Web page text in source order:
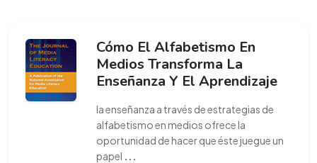
Cómo El Alfabetismo En
Medios Transforma La
Enseñanza Y El Aprendizaje
la enseñanza a través de estrategias de
alfabetismo en medios ofrece la
oportunidad de hacer que éste juegue un
papel ...